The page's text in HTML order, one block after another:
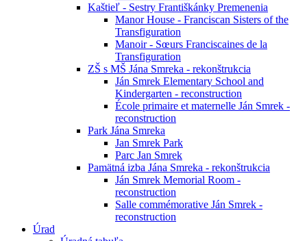
Kaštieľ - Sestry Františkánky Premenenia
Manor House - Franciscan Sisters of the
Transfiguration
Manoir - Sœurs Franciscaines de la
Transfiguration
ZŠ s MŠ Jána Smreka - rekonštrukcia
Ján Smrek Elementary School and
Kindergarten - reconstruction
École primaire et maternelle Ján Smrek -
reconstruction
Park Jána Smreka
Jan Smrek Park
Parc Jan Smrek
Pamätná izba Jána Smreka - rekonštrukcia
Ján Smrek Memorial Room -
reconstruction
Salle commémorative Ján Smrek -
reconstruction
Úrad